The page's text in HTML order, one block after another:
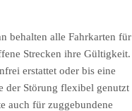
behalten alle Fahrkarten für
Strecken ihre Gültigkeit.
erstattet oder bis eine
der Störung flexibel genutzt
auch für zuggebundene